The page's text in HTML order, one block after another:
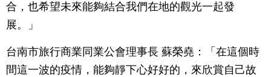
合，也希望未來能夠結合我們在地的觀光一起發
展。」
台南市旅行商業同業公會理事長 蘇榮堯：「在這個時
間這一波的疫情，能夠靜下心好好的，來欣賞自己故